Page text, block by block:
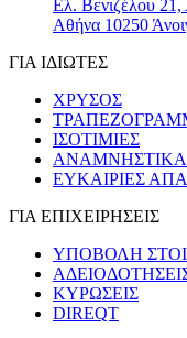
Ελ. Βενιζέλου
Αθήνα 10250
ΓΙΑ ΙΔΙΩΤΕΣ
ΧΡΥΣΟΣ
ΙΣΟΤΙΜΙΕΣ
ΑΝΑΜΝΗΣΤΙΚΑ
ΕΥΚΑΙΡΙΕΣ
ΓΙΑ ΕΠΙΧΕΙΡΗΣΕΙΣ
ΥΠΟΒΟΛΗ
ΚΥΡΩΣΕΙΣ
DIREQT